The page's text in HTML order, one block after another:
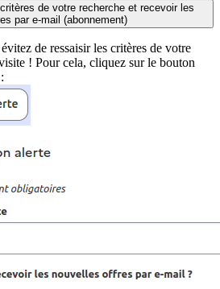
de votre recherche et recevoir les
par e-mail (abonnement)
de ressaisir les critères de votre
! Pour cela, cliquez sur le bouton